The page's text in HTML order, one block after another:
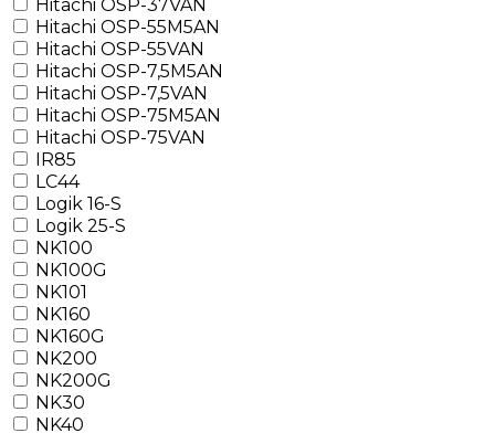
Hitachi OSP-37VAN
Hitachi OSP-55M5AN
Hitachi OSP-55VAN
Hitachi OSP-7,5M5AN
Hitachi OSP-7,5VAN
Hitachi OSP-75M5AN
Hitachi OSP-75VAN
IR85
LC44
Logik 16-S
Logik 25-S
NK100
NK100G
NK101
NK160
NK160G
NK200
NK200G
NK30
NK40